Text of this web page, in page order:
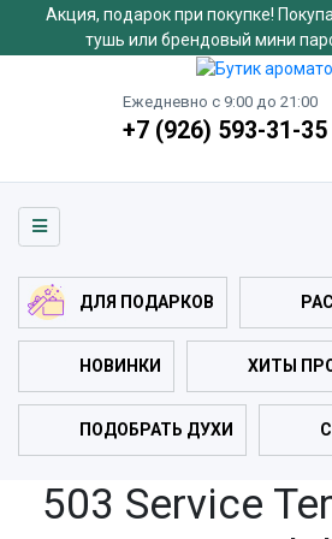
Акция, подарок при покупке!
тушь или брендовый мини
Ежедневно с 9:00 до 21:00
+7 (926) 593-31-35
ДЛЯ ПОДАРКОВ
НОВИНКИ ХИТЫ
ПОДОБРАТЬ ДУХИ
503 Service